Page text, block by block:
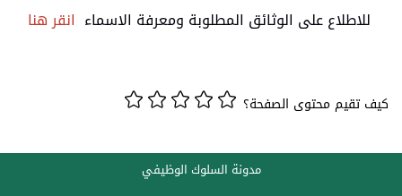
للاطلاع على الوثائق المطلوبة ومعرفة الاسماء انقر هنا
كيف تقيم محتوى الصفحة؟
مدونة السلوك الوظيفي